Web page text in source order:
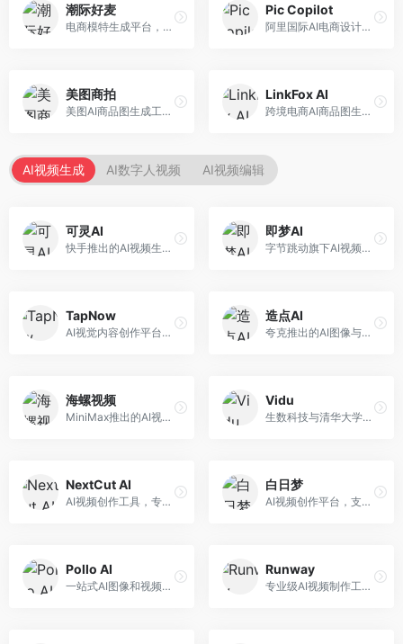
潮际好麦
电商模特生成平台，支持AI虚拟模特创作。面向服装和配饰电商，提供模特试穿、商品展示、营销素材生成等服务，模特形象可定制。
Pic Copilot
阿里国际AI电商设计工具，专注于跨境电商。面向跨境电商卖家，提供商品图优化、营销海报生成、多语言适配等服务，海外市场适配性强。
美图商拍
美图AI商品图生成工具，整合美图生态。面向电商卖家，提供商品图美化、模特替换、场景生成等服务，移动端操作便捷。
LinkFox AI
跨境电商AI商品图生成工具。面向跨境电商卖家，支持多语言商品图生成、模特替换、场景优化等服务，适配海外电商平台需求。
AI视频生成 AI数字人视频 AI视频编辑
可灵AI
快手推出的AI视频生成平台，支持文生视频和图生视频，可生成长达2分钟的高质量视频内容。面向短视频创作者和营销人员，操作简便，生成效果逼真，适合商业推广和创意表达。
即梦AI
字节跳动旗下AI视频创作平台，支持多模态内容生成。面向内容创作者和营销人员，提供文生视频、图生视频、智能剪辑等功能，中文理解能力强，创作效率高。
TapNow
AI视觉内容创作平台，整合图像与视频生成能力。面向内容创作者，提供文生图、文生视频、智能编辑等服务，创作工具丰富，一站式体验便捷。
造点AI
夸克推出的AI图像与视频创作平台。面向普通用户和内容创作者，提供文生图、文生视频等功能，操作简便，与夸克生态深度整合。
海螺视频
MiniMax推出的AI视频生成工具，支持高质量视频创作。面向内容创作者，提供文生视频、视频编辑等功能，生成速度快，视频效果自然流畅。
Vidu
生数科技与清华大学联合研发的AI视频生成大模型。面向视频创作者和内容生产者，支持文生视频、图生视频，视频质量高，物理运动理解准确，国产视频生成领先工具。
NextCut AI
AI视频创作工具，专注于智能剪辑和视频生成。面向视频创作者，提供智能剪辑、视频生成、特效添加等功能，剪辑效率高，适合快节奏内容生产。
白日梦
AI视频创作平台，支持生成长达50分钟的长视频内容。面向长视频创作者和内容生产者，支持故事视频生成、视频编辑等功能，适合叙事性内容创作。
Pollo AI
一站式AI图像和视频创作平台，整合多种生成工具。面向内容创作者，提供文生图、文生视频、视频编辑等服务，创作工具全面，一站式体验便捷。
Runway
专业级AI视频制作工具，支持视频生成与编辑。面向影视制作人和创意工作者，提供文生视频、视频编辑、绿幕抠像等专业功能，视频处理能力强，适合专业创作场景。